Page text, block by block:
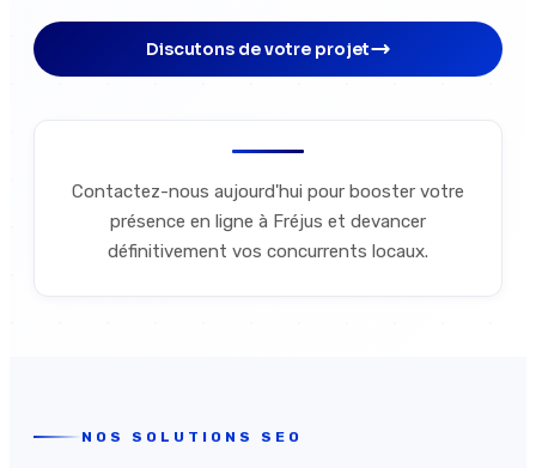
Discutons de votre projet
Contactez-nous aujourd'hui pour booster votre
présence en ligne à Fréjus et devancer
définitivement vos concurrents locaux.
NOS SOLUTIONS SEO